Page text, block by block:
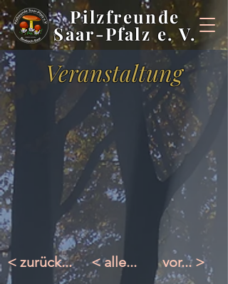
Pilzfreunde
Saar-Pfalz e. V.
Veranstaltung
< zurück... < alle... vor... >